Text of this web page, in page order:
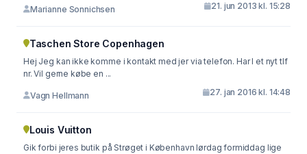
Marianne Sonnichsen 21. jun 2013 kl. 15:28
Taschen Store Copenhagen
Hej Jeg kan ikke komme i kontakt med jer via telefon. Har I et nyt tlf
nr. Vil gerne købe en ...
Vagn Hellmann 27. jan 2016 kl. 14:48
Louis Vuitton
Gik forbi jeres butik på Strøget i København lørdag formiddag lige